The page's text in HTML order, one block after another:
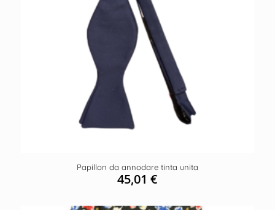
Papillon da annodare tinta unita
45,01€